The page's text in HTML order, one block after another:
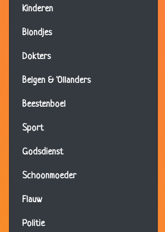
Kinderen
Blondjes
Dokters
Belgen & 'Ollanders
Beestenboel
Sport
Godsdienst
Schoonmoeder
Flauw
Politie